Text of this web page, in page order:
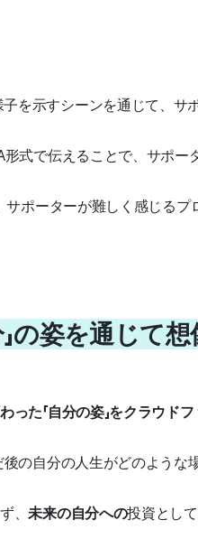
を示すシーンを通じて、サ
形式で伝えることで、サポー
、サポーターが難しく感じる
の姿を通じて
った「自分の姿」をクラウド
の自分の人生がどのような
、未来の自分への投資とし